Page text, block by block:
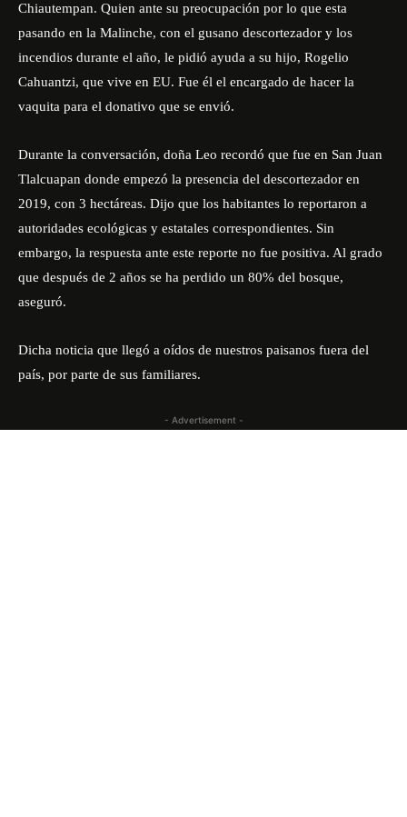
Chiautempan. Quien ante su preocupación por lo que esta
pasando en la Malinche, con el gusano descortezador y los
incendios durante el año, le pidió ayuda a su hijo, Rogelio
Cahuantzi, que vive en EU. Fue él el encargado de hacer la
vaquita para el donativo que se envió.
Durante la conversación, doña Leo recordó que fue en San Juan
Tlalcuapan donde empezó la presencia del descortezador en
2019, con 3 hectáreas. Dijo que los habitantes lo reportaron a
autoridades ecológicas y estatales correspondientes. Sin
embargo, la respuesta ante este reporte no fue positiva. Al grado
que después de 2 años se ha perdido un 80% del bosque,
aseguró.
Dicha noticia que llegó a oídos de nuestros paisanos fuera del
país, por parte de sus familiares.
- Advertisement -